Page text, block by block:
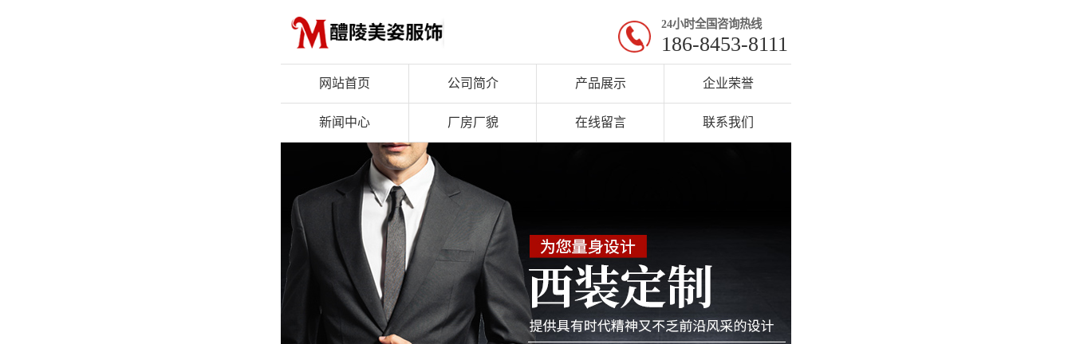
24小时全国咨询热线
186-8453-8111
网站首页 公司简介 产品展示 企业荣誉
新闻中心 厂房厂貌 在线留言 联系我们